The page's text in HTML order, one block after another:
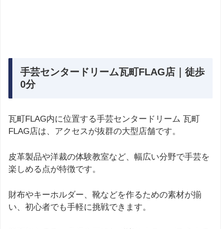
手芸センタードリーム瓦町FLAG店｜徒歩
0分
瓦町FLAG内に位置する手芸センタードリーム 瓦町
FLAG店は、アクセスが抜群の大型店舗です。
皮革製品や洋裁の体験教室など、幅広い分野で手芸を
楽しめる点が特徴です。
財布やキーホルダー、靴などを作るための素材が揃
い、初心者でも手軽に挑戦できます。